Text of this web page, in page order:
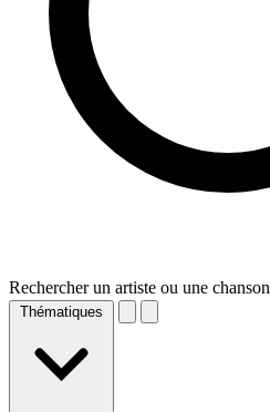
Rechercher un artiste ou une chanson
Thématiques